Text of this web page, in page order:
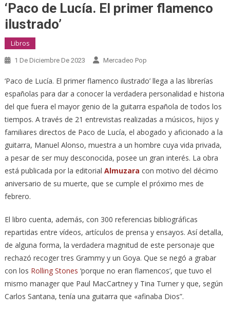
‘Paco de Lucía. El primer flamenco
ilustrado’
Libros
1 De Diciembre De 2023 Mercadeo Pop
‘Paco de Lucía. El primer flamenco ilustrado’ llega a las librerías
españolas para dar a conocer la verdadera personalidad e historia
del que fuera el mayor genio de la guitarra española de todos los
tiempos. A través de 21 entrevistas realizadas a músicos, hijos y
familiares directos de Paco de Lucía, el abogado y aficionado a la
guitarra, Manuel Alonso, muestra a un hombre cuya vida privada,
a pesar de ser muy desconocida, posee un gran interés. La obra
está publicada por la editorial Almuzara con motivo del décimo
aniversario de su muerte, que se cumple el próximo mes de
febrero.
El libro cuenta, además, con 300 referencias bibliográficas
repartidas entre vídeos, artículos de prensa y ensayos. Así detalla,
de alguna forma, la verdadera magnitud de este personaje que
rechazó recoger tres Grammy y un Goya. Que se negó a grabar
con los Rolling Stones ‘porque no eran flamencos’, que tuvo el
mismo manager que Paul MacCartney y Tina Turner y que, según
Carlos Santana, tenía una guitarra que «afinaba Dios”.